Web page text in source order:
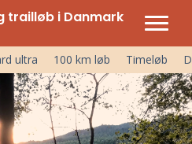
trailløb i Danmark
ultra 100 km løb Timeløb